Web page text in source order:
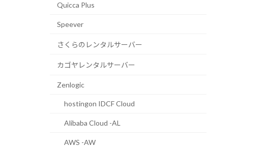
Quicca Plus
Speever
さくらのレンタルサーバー
カゴヤレンタルサーバー
Zenlogic
hostingon IDCF Cloud
Alibaba Cloud -AL
AWS -AW